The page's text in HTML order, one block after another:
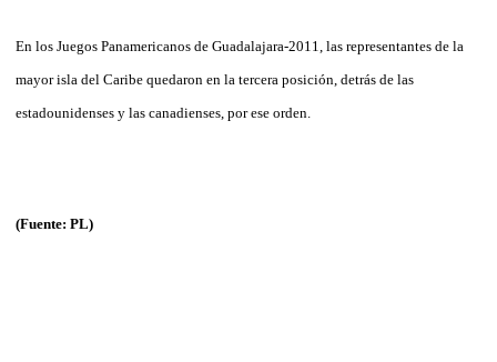
En los Juegos Panamericanos de Guadalajara-2011, las representantes de la
mayor isla del Caribe quedaron en la tercera posición, detrás de las
estadounidenses y las canadienses, por ese orden.
(Fuente: PL)